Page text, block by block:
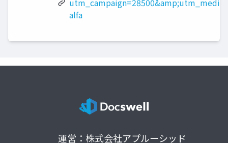
alfa
運営：株式会社アプルーシッド